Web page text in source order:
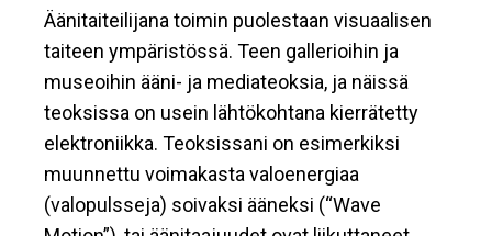
Äänitaiteilijana toimin puolestaan visuaalisen
taiteen ympäristössä. Teen gallerioihin ja
museoihin ääni- ja mediateoksia, ja näissä
teoksissa on usein lähtökohtana kierrätetty
elektroniikka. Teoksissani on esimerkiksi
muunnettu voimakasta valoenergiaa
(valopulsseja) soivaksi ääneksi (“Wave